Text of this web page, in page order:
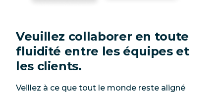
Veuillez collaborer en toute
fluidité entre les équipes et
les clients.
Veillez à ce que tout le monde reste aligné